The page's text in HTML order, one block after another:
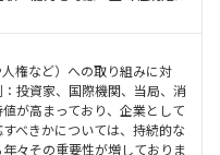
権など）への取り組みに対
投資家、国際機関、当局、消
が高まっており、企業として
べきかについては、持続的な
々その重要性が増しておりま